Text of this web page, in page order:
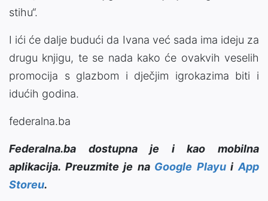
stihu“.
I ići će dalje budući da Ivana već sada ima ideju za
drugu knjigu, te se nada kako će ovakvih veselih
promocija s glazbom i dječjim igrokazima biti i
idućih godina.
federalna.ba
Federalna.ba dostupna je i kao mobilna
aplikacija. Preuzmite je na Google PlayuiApp
Storeu.